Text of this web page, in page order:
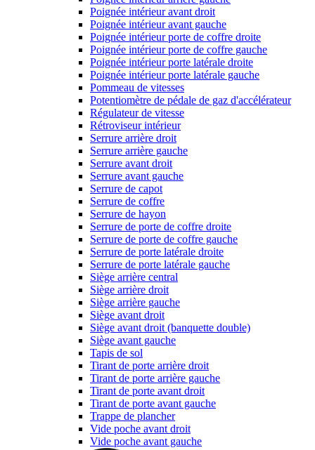
Poignée intérieur avant droit
Poignée intérieur avant gauche
Poignée intérieur porte de coffre droite
Poignée intérieur porte de coffre gauche
Poignée intérieur porte latérale droite
Poignée intérieur porte latérale gauche
Pommeau de vitesses
Potentiomètre de pédale de gaz d'accélérateur
Régulateur de vitesse
Rétroviseur intérieur
Serrure arrière droit
Serrure arrière gauche
Serrure avant droit
Serrure avant gauche
Serrure de capot
Serrure de coffre
Serrure de hayon
Serrure de porte de coffre droite
Serrure de porte de coffre gauche
Serrure de porte latérale droite
Serrure de porte latérale gauche
Siège arrière central
Siège arrière droit
Siège arrière gauche
Siège avant droit
Siège avant droit (banquette double)
Siège avant gauche
Tapis de sol
Tirant de porte arrière droit
Tirant de porte arrière gauche
Tirant de porte avant droit
Tirant de porte avant gauche
Trappe de plancher
Vide poche avant droit
Vide poche avant gauche